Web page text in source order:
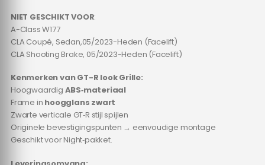
NIET GESCHIKT VOOR:
A-Class W177
CLA Coupé, Sedan,05/2023-Heden (Facelift)
CLA Shooting Brake, 05/2023-Heden (Facelift)
Kenmerken van GT-R look Grille:
Hoogwaardig ABS‑materiaal
Frame in hoogglans zwart
Zwarte verticale GT‑R stijl spijlen
Originele bevestigingspunten → eenvoudige montage
Geschikt voor Night‑pakket.